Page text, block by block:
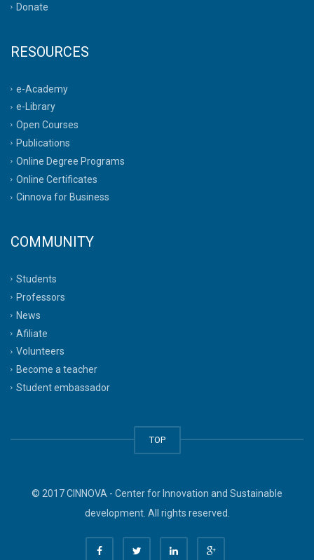
Donate
RESOURCES
e-Academy
e-Library
Open Courses
Publications
Online Degree Programs
Online Certificates
Cinnova for Business
COMMUNITY
Students
Professors
News
Afiliate
Volunteers
Become a teacher
Student embassador
TOP
© 2017 CINNOVA - Center for Innovation and Sustainable
development. All rights reserved.